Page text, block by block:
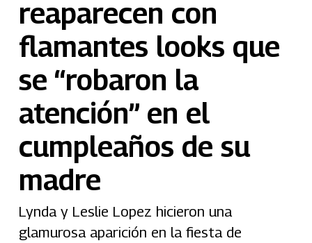
reaparecen con
flamantes looks que
se “robaron la
atención” en el
cumpleaños de su
madre
Lynda y Leslie Lopez hicieron una
glamurosa aparición en la fiesta de